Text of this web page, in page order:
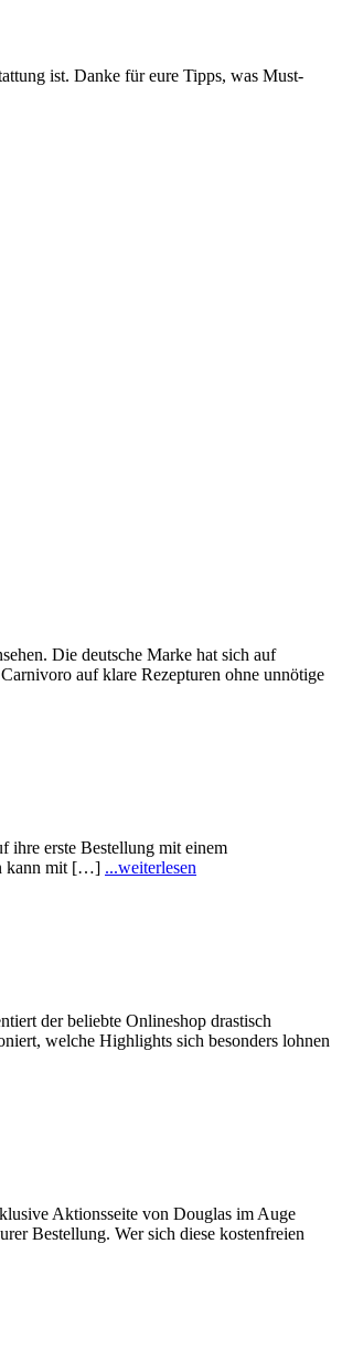
ist. Danke für eure Tipps, was Must-
Die deutsche Marke hat sich auf
auf klare Rezepturen ohne unnötige
ihre erste Bestellung mit einem
kann mit […] ...weiterlesen
der beliebte Onlineshop drastisch
welche Highlights sich besonders lohnen
Aktionsseite von Douglas im Auge
Bestellung. Wer sich diese kostenfreien